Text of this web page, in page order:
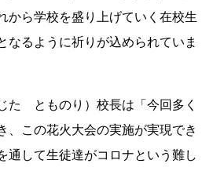
から学校を盛り上げていく在校生
なるように祈りが込められていま
た とものり）校長は「今回多く
、この花火大会の実施が実現でき
通して生徒達がコロナという難し